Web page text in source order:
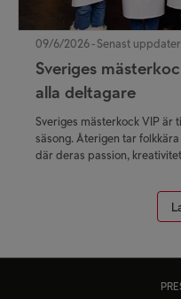
09/6/2026 - Senast
Sveriges
alla deltagare
Sveriges mästerkock VIP är
säsong. Återigen tar
där deras passion,